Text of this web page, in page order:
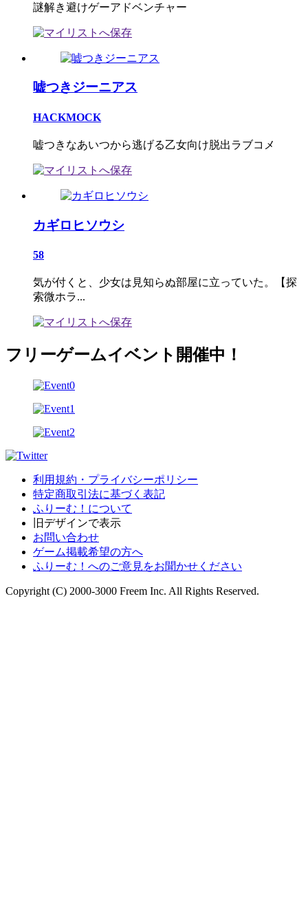
謎解き避けゲーアドベンチャー
嘘つきジーニアス
HACKMOCK
嘘つきなあいつから逃げる乙女向け脱出ラブコメ
カギロヒソウシ
58
気が付くと、少女は見知らぬ部屋に立っていた。【探
索微ホラ...
フリーゲームイベント開催中！
利用規約・プライバシーポリシー
特定商取引法に基づく表記
ふりーむ！について
旧デザインで表示
お問い合わせ
ゲーム掲載希望の方へ
ふりーむ！へのご意見をお聞かせください
Copyright (C) 2000-3000 Freem Inc. All Rights Reserved.